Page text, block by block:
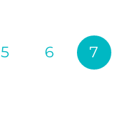
5 6 7